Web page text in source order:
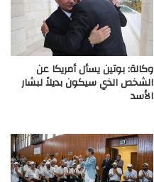
وكالة: بوتين يسأل أمريكا عن
الشخص الذي سيكون بديلاً لبشار
الأسد